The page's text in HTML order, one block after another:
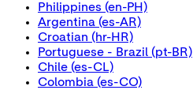
Philippines (en-PH)
Argentina (es-AR)
Croatian (hr-HR)
Portuguese - Brazil (pt-BR)
Chile (es-CL)
Colombia (es-CO)